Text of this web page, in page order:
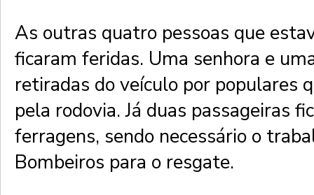
As outras quatro pessoas que
ficaram feridas. Uma senhora e
retiradas do veículo por populares
pela rodovia. Já duas passageiras
ferragens, sendo necessário o
Bombeiros para o resgate.